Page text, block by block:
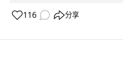
116 分享